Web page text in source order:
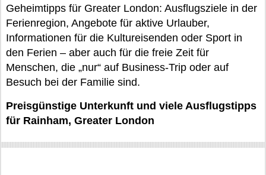
Geheimtipps für Greater London: Ausflugsziele in der
Ferienregion, Angebote für aktive Urlauber,
Informationen für die Kultureisenden oder Sport in
den Ferien – aber auch für die freie Zeit für
Menschen, die „nur“ auf Business-Trip oder auf
Besuch bei der Familie sind.
Preisgünstige Unterkunft und viele Ausflugstipps
für Rainham, Greater London